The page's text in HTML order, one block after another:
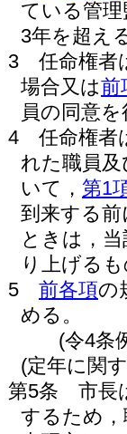
ている管
3年を超え
3
任命権者
場合又は前
員の同意
4
任命権者
れた職員及
いて， 第1
到来する前
ときは，
り上げる
5
前各項の
める。
(令4条
(定年に関
第5条
市長
するため